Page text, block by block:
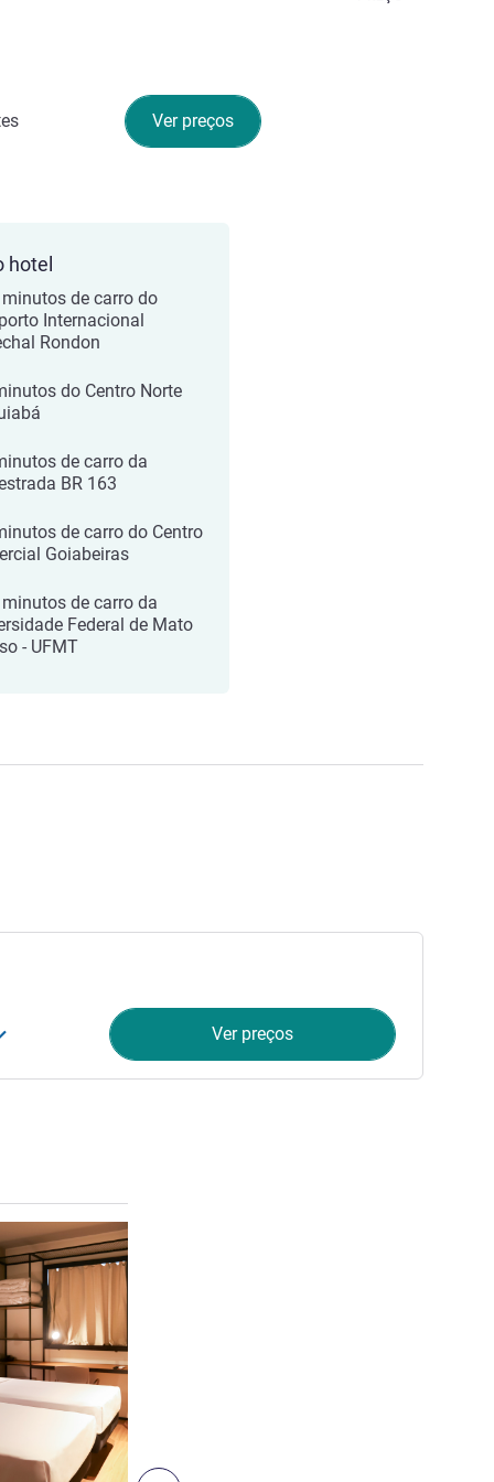
Ver preços
hotel
de carro do
Internacional
Rondon
do Centro Norte
de carro da
BR 163
de carro do Centro
Goiabeiras
de carro da
Federal de Mato
- UFMT
Ver preços